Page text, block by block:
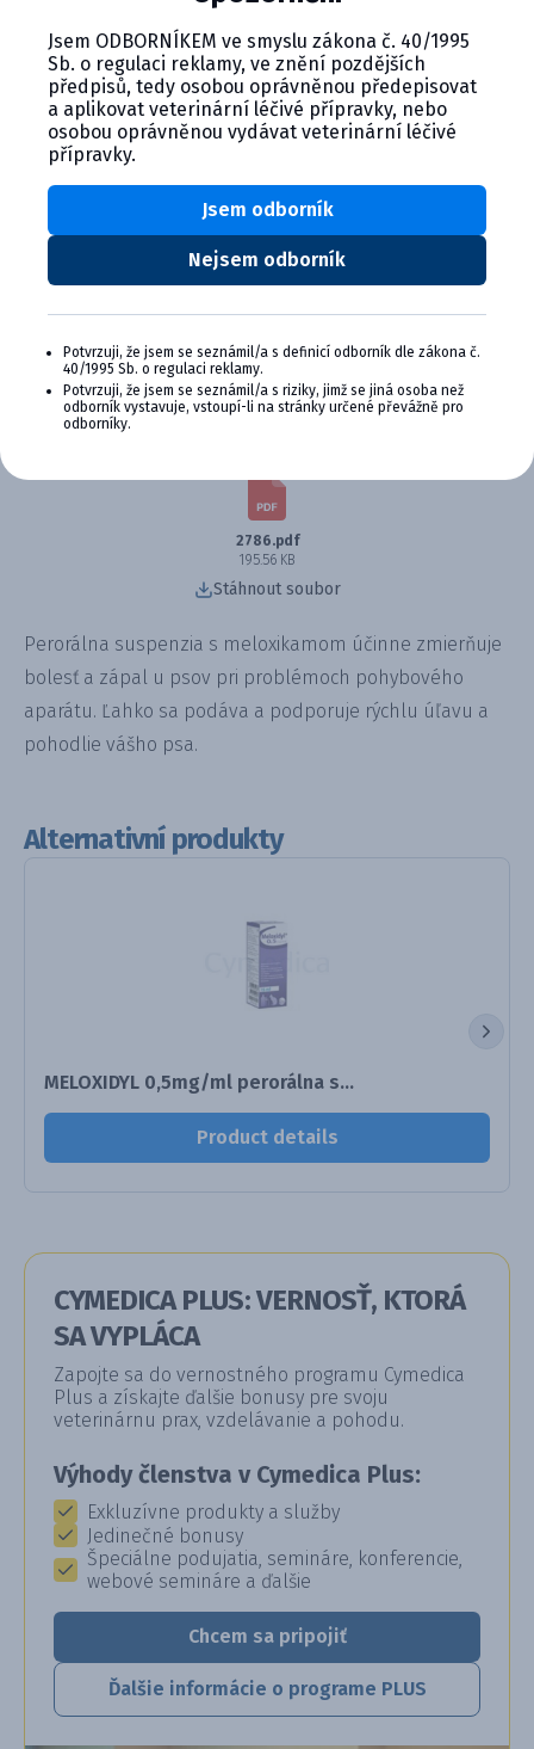
suspenzia pre psy
Kód:
C01296
Balenie
10 ml,100 ml
Lieková forma:
suspenzia
perorálne
Dodávateľ
Ceva
Farmakologická skupina:
Muskuloskeletálny
systém
zviera:
Psy
Na stiahnutie
2786.pdf
195.56 KB
Stáhnout soubor
Perorálna suspenzia s meloxikamom účinne zmierňuje
bolesť a zápal u psov pri problémoch pohybového
aparátu. Ľahko sa podáva a podporuje rýchlu úľavu a
pohodlie vášho psa.
Alternativní produkty
MELOXIDYL 0,5mg/ml perorálna s...
Product details
CYMEDICA PLUS: VERNOSŤ, KTORÁ
SA VYPLÁCA
Zapojte sa do vernostného programu Cymedica
Plus a získajte ďalšie bonusy pre svoju
veterinárnu prax, vzdelávanie a pohodu.
Výhody členstva v Cymedica Plus:
Exkluzívne produkty a služby
Jedinečné bonusy
Špeciálne podujatia, semináre, konferencie,
webové semináre a ďalšie
Chcem sa pripojiť
Ďalšie informácie o programe PLUS
Jsem ODBORNÍKEM ve smyslu zákona č. 40/1995
Sb. o regulaci reklamy, ve znění pozdějších
předpisů, tedy osobou oprávněnou předepisovat
a aplikovat veterinární léčivé přípravky, nebo
osobou oprávněnou vydávat veterinární léčivé
přípravky.
Nejsem odborník
Jsem odborník
Potvrzuji, že jsem se seznámil/a s definicí odborník dle zákona č.
40/1995 Sb. o regulaci reklamy.
Potvrzuji, že jsem se seznámil/a s riziky, jimž se jiná osoba než
odborník vystavuje, vstoupí-li na stránky určené převážně pro
odborníky.